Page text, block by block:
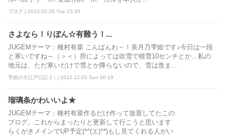
ブログ | 2013.02.26 Tue 15:45
さよなら！りぼん☆有難う！...
JUGEMテーマ：種村有菜 こんばんわ～！美月乃雫姫です♪今日は一段
と寒いですね～（＞＜）所によっては吹雪で積雪10センチとか…私の
地元は、ただ寒いだけで雪とか降らないので、雪は羨ま...
雫姫の大江戸日記２♪ | 2012.12.02 Sun 00:18
瑠璃条かわいいよ★
JUGEMテーマ：種村有菜作るだけ作って放置してたこの
ブログ。これからまったりと更新して行こうと思います
らくがきメインでUP予定(*^(エ)^*)もし見てくれる人がい